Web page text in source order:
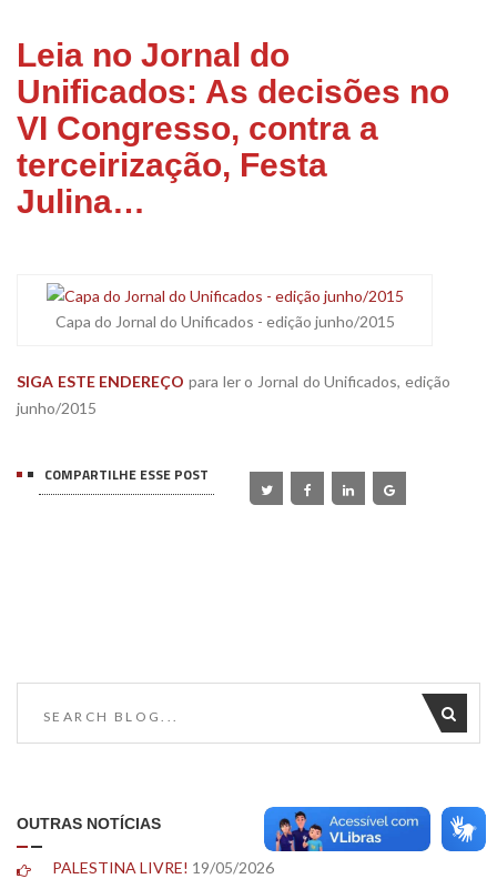
Leia no Jornal do
Unificados: As decisões no
VI Congresso, contra a
terceirização, Festa
Julina…
Capa do Jornal do Unificados - edição junho/2015
SIGA ESTE ENDEREÇO para ler o Jornal do Unificados, edição
junho/2015
COMPARTILHE ESSE POST
OUTRAS NOTÍCIAS
PALESTINA LIVRE! 19/05/2026